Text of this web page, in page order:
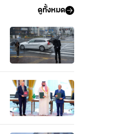
ดูทั้งหมด